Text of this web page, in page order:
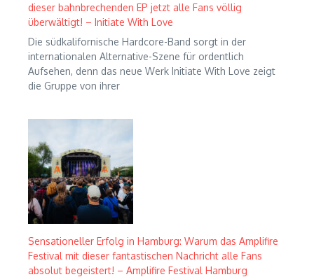
dieser bahnbrechenden EP jetzt alle Fans völlig
überwältigt! – Initiate With Love
Die südkalifornische Hardcore-Band sorgt in der
internationalen Alternative-Szene für ordentlich
Aufsehen, denn das neue Werk Initiate With Love zeigt
die Gruppe von ihrer
Sensationeller Erfolg in Hamburg: Warum das Amplifire
Festival mit dieser fantastischen Nachricht alle Fans
absolut begeistert! – Amplifire Festival Hamburg